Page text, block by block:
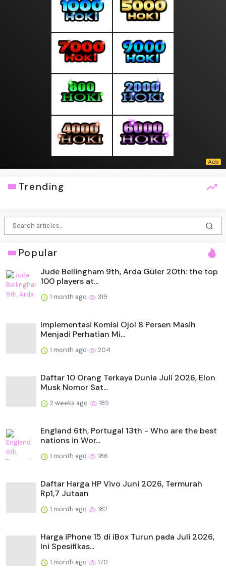
Trending
Popular
Jude Bellingham 9th, Arda Güler 20th: the top
100 players at...
1 month ago 319
Implementasi Komisi Ojol 8 Persen Masih
Menjadi Perhatian Mi...
1 month ago 204
Daftar 10 Orang Terkaya Dunia Juli 2026, Elon
Musk Nomor Sat...
2 weeks ago 189
England 6th, Portugal 13th - Who are the best
nations in Wor...
1 month ago 186
Daftar Harga HP Vivo Juni 2026, Termurah
Rp1,7 Jutaan
1 month ago 182
Harga iPhone 15 di iBox Turun pada Juli 2026,
Ini Spesifikas...
1 month ago 170